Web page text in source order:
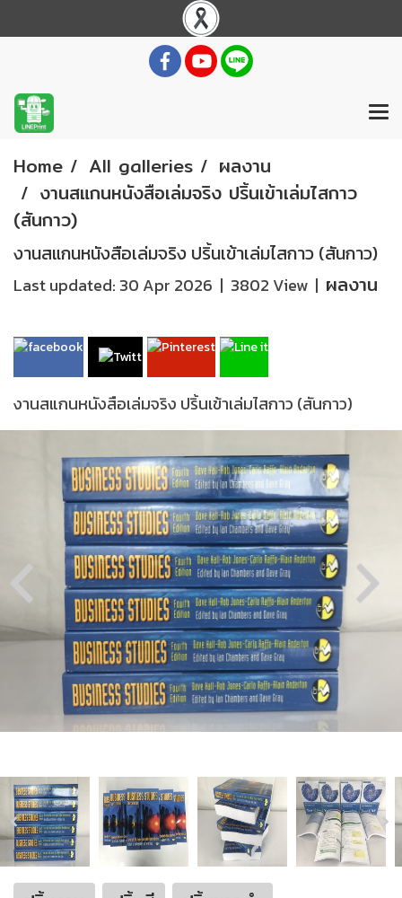
Home All galleries
ผลงาน
งานสแกนหนังสือเล่มจริง ปริ้นเข้าเล่มไสกาว
(สันกาว)
งานสแกนหนังสือเล่มจริง ปริ้นเข้าเล่มไสกาว (สันกาว)
Last updated: 30 Apr 2026 | 3802 View | ผลงาน
งานสแกนหนังสือเล่มจริง ปริ้นเข้าเล่มไสกาว (สันกาว)